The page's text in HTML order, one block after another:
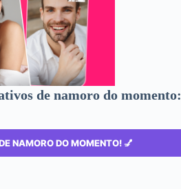
de namoro do momento:
NAMORO DO MOMENTO! 💅